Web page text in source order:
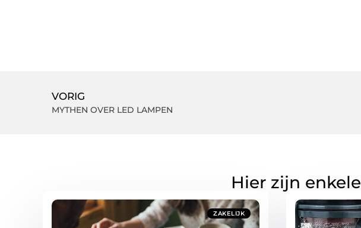
VORIG
MYTHEN OVER LED LAMPEN
Hier zijn enkele
ZAKELIJK